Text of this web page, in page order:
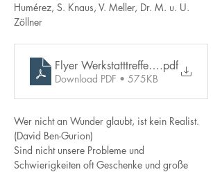
Humérez, S. Knaus, V. Meller, Dr. M. u. U.
Zöllner
Flyer Werkstatttreffen 2025
.pdf
Download PDF • 575KB
Wer nicht an Wunder glaubt, ist kein Realist.
(David Ben-Gurion)
Sind nicht unsere Probleme und
Schwierigkeiten oft Geschenke und große